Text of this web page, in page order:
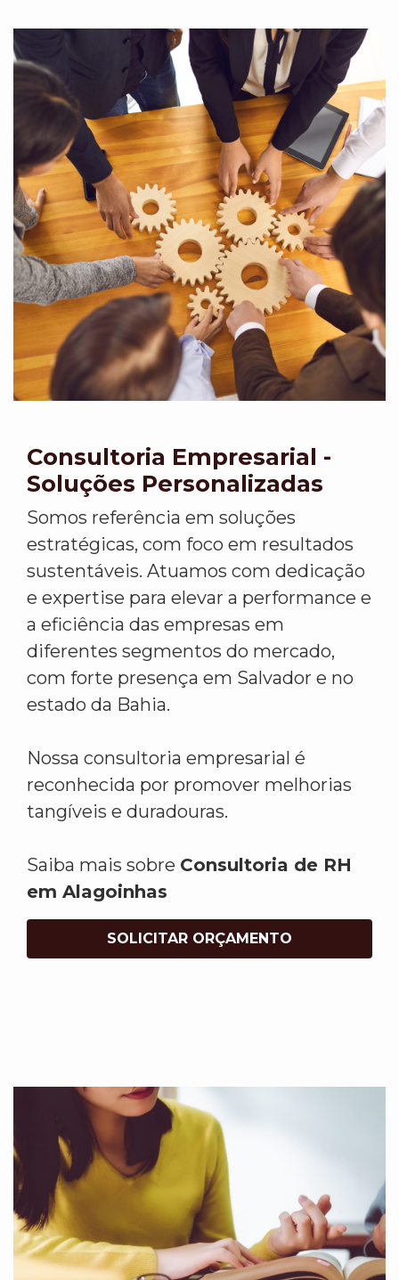
Consultoria Empresarial -
Soluções Personalizadas
Somos referência em soluções
estratégicas, com foco em resultados
sustentáveis. Atuamos com dedicação
e expertise para elevar a performance e
a eficiência das empresas em
diferentes segmentos do mercado,
com forte presença em Salvador e no
estado da Bahia.
Nossa consultoria empresarial é
reconhecida por promover melhorias
tangíveis e duradouras.
Saiba mais sobre Consultoria de RH
em Alagoinhas
SOLICITAR ORÇAMENTO